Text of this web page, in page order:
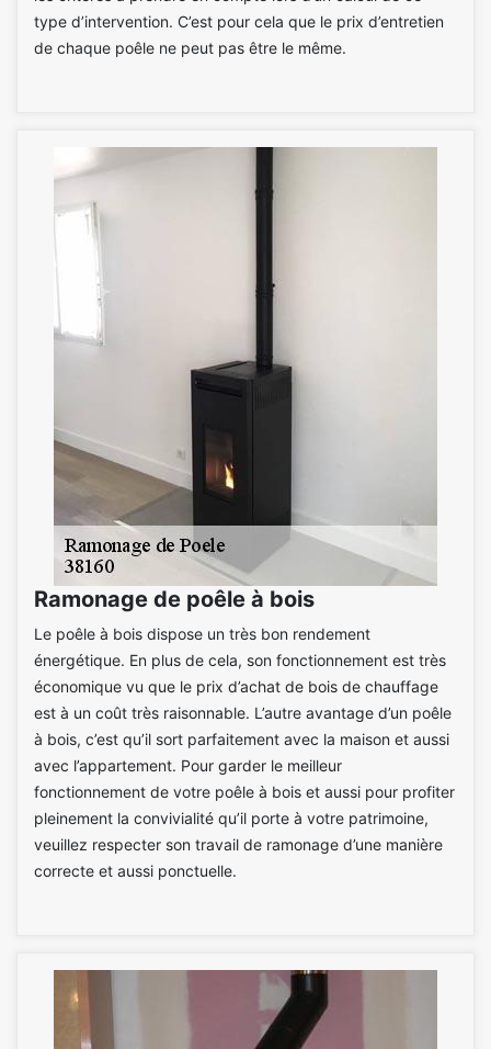
type d’intervention. C’est pour cela que le prix d’entretien
de chaque poêle ne peut pas être le même.
Ramonage de poêle à bois
Le poêle à bois dispose un très bon rendement
énergétique. En plus de cela, son fonctionnement est très
économique vu que le prix d’achat de bois de chauffage
est à un coût très raisonnable. L’autre avantage d’un poêle
à bois, c’est qu’il sort parfaitement avec la maison et aussi
avec l’appartement. Pour garder le meilleur
fonctionnement de votre poêle à bois et aussi pour profiter
pleinement la convivialité qu’il porte à votre patrimoine,
veuillez respecter son travail de ramonage d’une manière
correcte et aussi ponctuelle.